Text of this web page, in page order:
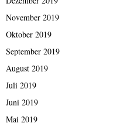
November 2019
Oktober 2019
September 2019
August 2019
Juli 2019
Juni 2019
Mai 2019